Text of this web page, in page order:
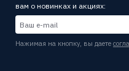
вам о новинках и акциях:
Нажимая на кнопку, вы даете